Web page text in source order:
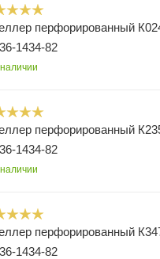
перфорированный
1434-82
перфорированный
1434-82
перфорированный
1434-82